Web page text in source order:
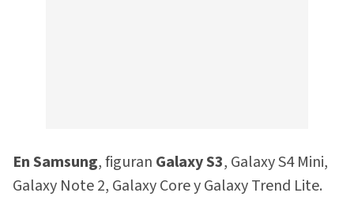
En Samsung, figuran Galaxy S3, Galaxy S4 Mini,
Galaxy Note 2, Galaxy Core y Galaxy Trend Lite.